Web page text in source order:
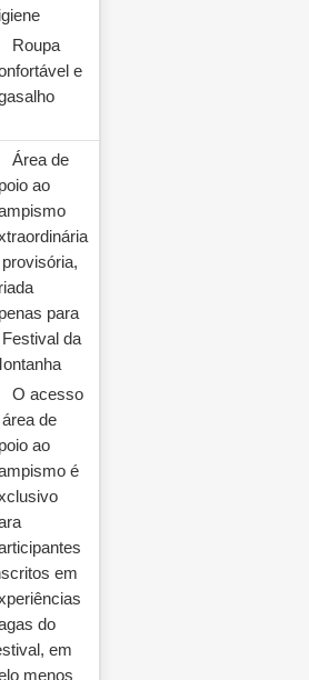
Roupa
e
Área de
ao
para
da
O acesso
de
ao
é
em
do
em
menos